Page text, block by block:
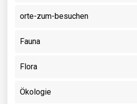
orte-zum-besuchen
Fauna
Flora
Ökologie